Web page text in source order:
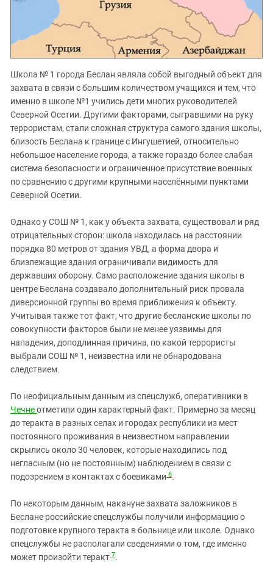
Школа № 1 города Беслан являла собой выгодный объект для
захвата в связи с большим количеством учащихся и тем, что
именно в школе №1 учились дети многих руководителей
Северной Осетии. Другими факторами, сыгравшими на руку
террористам, стали сложная структура самого здания школы,
близость Беслана к границе с Ингушетией, относительно
небольшое население города, а также гораздо более слабая
система безопасности и ограниченное присутствие военных
по сравнению с другими крупными населёнными пунктами
Северной Осетии.
Однако у СОШ № 1, как у объекта захвата, существовал и ряд
отрицательных сторон: школа находилась на расстоянии
порядка 80 метров от здания УВД, а форма двора и
близлежащие здания ограничивали видимость для
державших оборону. Само расположение здания школы в
центре Беслана создавало дополнительный риск провала
диверсионной группы во время приближения к объекту.
Учитывая также тот факт, что другие бесланские школы по
совокупности факторов были не менее уязвимы для
нападения, доподлинная причина, по какой террористы
выбрали СОШ № 1, неизвестна или не обнародована
следствием.
По неофициальным данным из спецслужб, оперативники в
Чечнеотметили один характерный факт. Примерно за месяц
до теракта в разных селах и городах республики из мест
постоянного проживания в неизвестном направлении
скрылись около 30 человек, которые находились под
негласным (но не постоянным) наблюдением в связи с
подозрением в контактах с боевиками 6.
По некоторым данным, накануне захвата заложников в
Беслане российские спецслужбы получили информацию о
подготовке крупного теракта в больнице или школе. Однако
спецслужбы не располагали сведениями о том, где именно
может произойти теракт 7.